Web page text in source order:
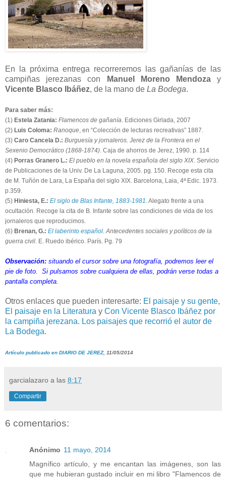
En la próxima entrega recorreremos las gañanías de las
campiñas jerezanas con
Manuel Moreno Mendozay
Vicente Blasco Ibáñez, de la mano de La Bodega.
Para saber más:
(1) Estela Zatania: Flamencos de gañanía. Ediciones Girlada, 2007
(2) Luis Coloma: Ranoque, en “Colección de lecturas recreativas” 1887.
(3) Caro Cancela D.: Burguesía y jornaleros. Jerez de la Frontera en el
Sexenio Democrático (1868-1874). Caja de ahorros de Jerez, 1990. p. 114
(4) Porras Granero L.: El pueblo en la novela española del siglo XIX. Servicio
de Publicaciones de la Univ. De La Laguna, 2005. pg. 150. Recoge esta cita
de M. Tuñón de Lara, La España del siglo XIX. Barcelona, Laia, 4ª Edic. 1973.
p.359.
(5) Hiniesta, E.: El siglo de Blas Infante, 1883-1981. Alegato frente a una
ocultación. Recoge la cita de B. Infante sobre las condiciones de vida de los
jornaleros que reproducimos.
(6) Brenan, G.: El laberinto español. Antecedentes sociales y políticos de la
guerra civil. E. Ruedo ibérico. París. Pg. 79
Observación: situando el cursor sobre una fotografía, podremos leer el
pie de foto. Si pulsamos sobre cualquiera de ellas, podrán verse todas a
pantalla completa.
Otros enlaces que pueden interesarte: El paisaje y su gente,
El paisaje en la Literatura y Con Vicente Blasco Ibáñez por
la campiña jerezana. Los paisajes que recorrió el autor de
La Bodega.
Artículo publicado en DIARIO DE JEREZ, 11/05/2014
garcialazaro a las 8:17
Compartir
6 comentarios:
Anónimo 11 mayo, 2014
Magnífico artículo, y me encantan las imágenes, son las
que me hubieran gustado incluir en mi libro "Flamencos de